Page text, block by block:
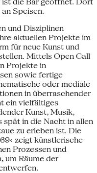
Speisen.
und Disziplinen
aktuellen Projekte im
für neue Kunst und
Mittels Open Call
Projekte in
sowie fertige
oder mediale
in überraschender
ein vielfältiges
Kunst, Musik,
spät in die Nacht in allen
zu erleben ist. Die
zeigt künstlerische
Prozessen und
um Räume der